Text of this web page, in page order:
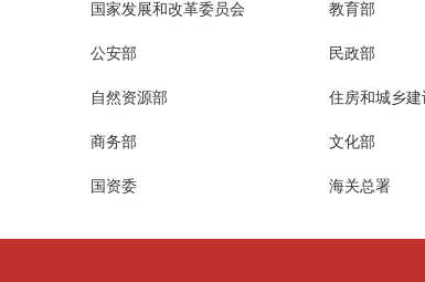
国家发展和改革委员会 教育部
公安部 民政部
自然资源部 住房和城乡建
商务部 文化部
国资委 海关总署